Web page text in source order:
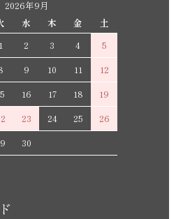
2026年9月
水 木 金
土
1
2 3 4
5
9 10 11
12
16 17 18
19
23 24 25
26
30